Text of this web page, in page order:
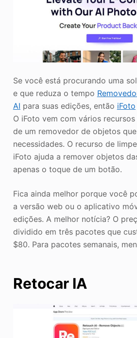
Se você está procurando uma
e que reduza o tempo
AI para suas edições, então iFoto
O iFoto vem com vários
de um removedor de objetos
necessidades. O recurso de
iFoto ajuda a remover objetos
apenas o toque de um botão.
Fica ainda melhor porque você
a versão web ou o aplicativo
edições. A melhor notícia? O
dividido em três pacotes que
$80. Para pacotes semanais,
Retocar IA